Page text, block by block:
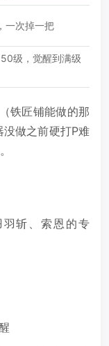
一次掉一把
级，觉醒到满级
铁匠铺能做的那
做之前硬打P难
。
斩、索恩的专